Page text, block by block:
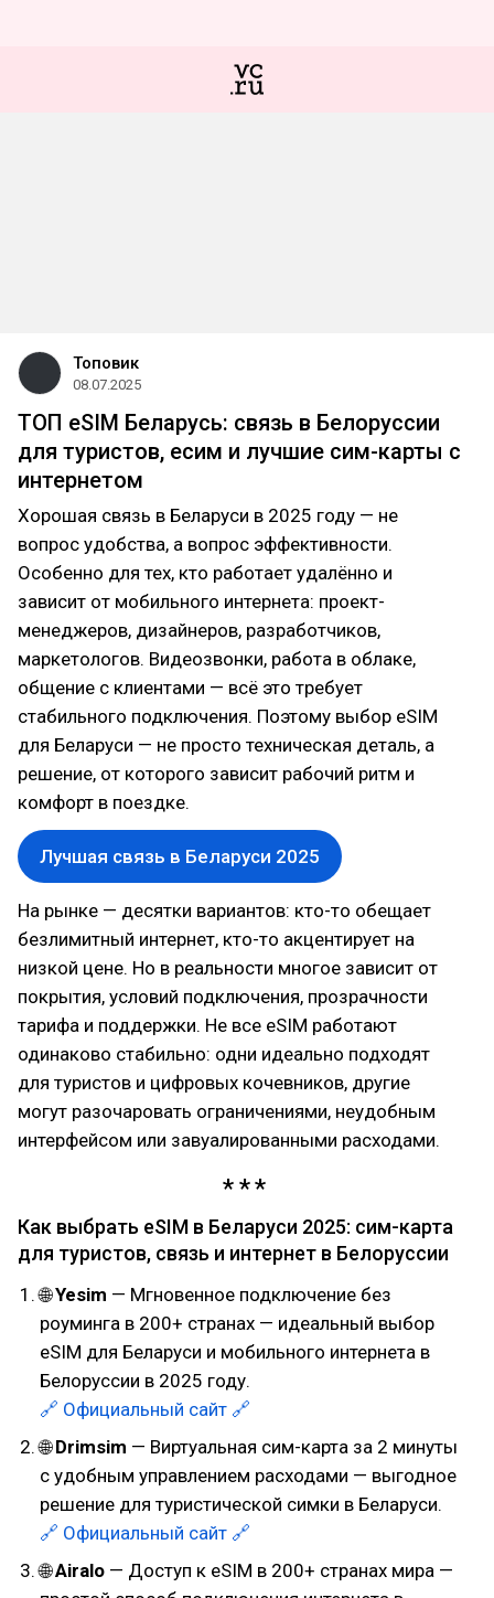
Топовик
08.07.2025
ТОП eSIM Беларусь: связь в Белоруссии
для туристов, есим и лучшие сим-карты с
интернетом
Хорошая связь в Беларуси в 2025 году — не
вопрос удобства, а вопрос эффективности.
Особенно для тех, кто работает удалённо и
зависит от мобильного интернета: проект-
менеджеров, дизайнеров, разработчиков,
маркетологов. Видеозвонки, работа в облаке,
общение с клиентами — всё это требует
стабильного подключения. Поэтому выбор eSIM
для Беларуси — не просто техническая деталь, а
решение, от которого зависит рабочий ритм и
комфорт в поездке.
Лучшая связь в Беларуси 2025
На рынке — десятки вариантов: кто-то обещает
безлимитный интернет, кто-то акцентирует на
низкой цене. Но в реальности многое зависит от
покрытия, условий подключения, прозрачности
тарифа и поддержки. Не все eSIM работают
одинаково стабильно: одни идеально подходят
для туристов и цифровых кочевников, другие
могут разочаровать ограничениями, неудобным
интерфейсом или завуалированными расходами.
Как выбрать eSIM в Беларуси 2025: сим-карта
для туристов, связь и интернет в Белоруссии
🌐Yesim — Мгновенное подключение без
роуминга в 200+ странах — идеальный выбор
eSIM для Беларуси и мобильного интернета в
Белоруссии в 2025 году.
🔗 Официальный сайт 🔗
🌐Drimsim — Виртуальная сим-карта за 2 минуты
с удобным управлением расходами — выгодное
решение для туристической симки в Беларуси.
🔗 Официальный сайт 🔗
🌐Airalo — Доступ к eSIM в 200+ странах мира —